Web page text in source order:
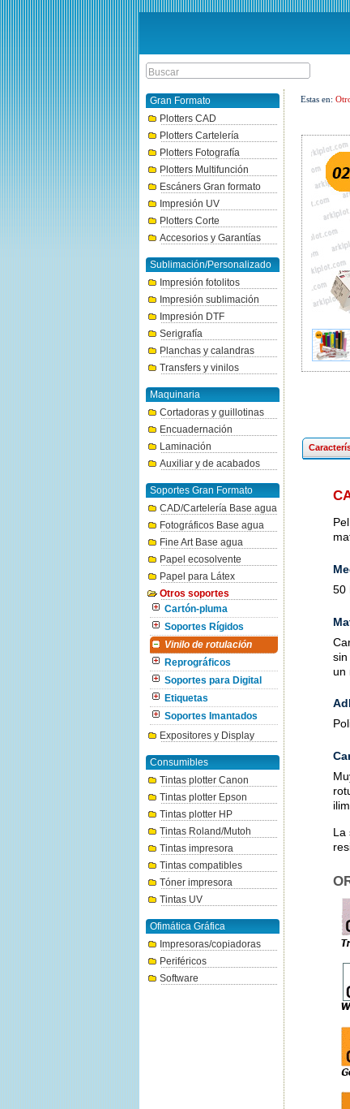
Gran Formato
Plotters CAD
Plotters Cartelería
Plotters Fotografía
Plotters Multifunción
Escáners Gran formato
Impresión UV
Plotters Corte
Accesorios y Garantías
Sublimación/Personalizado
Impresión fotolitos
Impresión sublimación
Impresión DTF
Serigrafía
Planchas y calandras
Transfers y vinilos
Maquinaria
Cortadoras y guillotinas
Encuadernación
Laminación
Auxiliar y de acabados
Soportes Gran Formato
CAD/Cartelería Base agua
Fotográficos Base agua
Fine Art Base agua
Papel ecosolvente
Papel para Látex
Otros soportes
Cartón-pluma
Soportes Rígidos
Vinilo de rotulación
Reprográficos
Soportes para Digital
Etiquetas
Soportes Imantados
Expositores y Display
Consumibles
Tintas plotter Canon
Tintas plotter Epson
Tintas plotter HP
Tintas Roland/Mutoh
Tintas impresora
Tintas compatibles
Tóner impresora
Tintas UV
Ofimática Gráfica
Impresoras/copiadoras
Periféricos
Software
Estas en:
50
sin
un
La